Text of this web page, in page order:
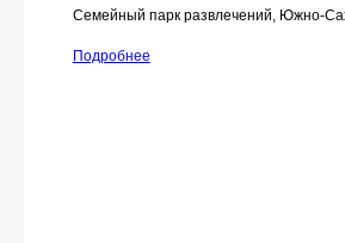
Семейный парк развлечений, Южно-
Подробнее